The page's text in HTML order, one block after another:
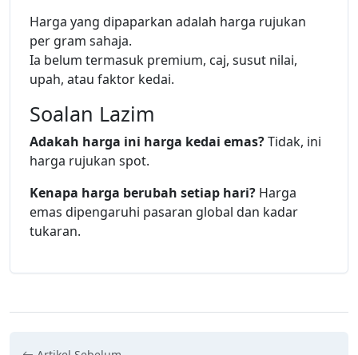
Harga yang dipaparkan adalah harga rujukan
per gram sahaja.
Ia belum termasuk premium, caj, susut nilai,
upah, atau faktor kedai.
Soalan Lazim
Adakah harga ini harga kedai emas?Tidak, ini
harga rujukan spot.
Kenapa harga berubah setiap hari? Harga
emas dipengaruhi pasaran global dan kadar
tukaran.